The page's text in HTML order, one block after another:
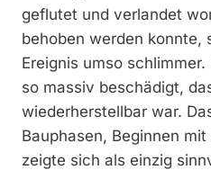
geflutet und verlandet
behoben werden konnte,
Ereignis umso
so massiv beschädigt,
wiederherstellbar war.
Bauphasen, Beginnen
zeigte sich als einzig